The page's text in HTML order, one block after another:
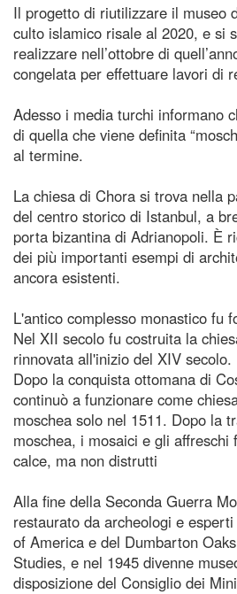
Il progetto di riutilizzare il museo
culto islamico risale al 2020, e si
realizzare nell’ottobre di
congelata per effettuare lavori di
Adesso i media turchi informano
di quella che viene definita
al termine.
La chiesa di Chora si trova nella
del centro storico di Istanbul, a
porta bizantina di Adrianopoli. È
dei più importanti esempi di
ancora esistenti.
L'antico complesso monastico fu
Nel XII secolo fu costruita la
rinnovata all'inizio del XIV secolo.
Dopo la conquista ottomana di
continuò a funzionare come
moschea solo nel 1511. Dopo la
moschea, i mosaici e gli affreschi
calce, ma non distrutti
Alla fine della Seconda Guerra
restaurato da archeologi e
of America e del Dumbarton
Studies, e nel 1945 divenne
disposizione del Consiglio dei